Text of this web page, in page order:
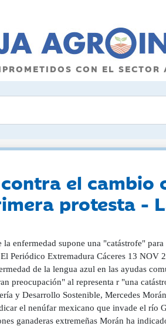
CON EL SECTOR
el cambio
protesta -
la enfermedad supone una "catástrofe"
Periódico Extremadura Cáceres 13 NOV
de la lengua azul en las ayudas
preocupación" al representa r "una
y Desarrollo Sostenible, Mercedes
el nenúfar mexicano que invade el río
ganaderas extremeñas Morán ha